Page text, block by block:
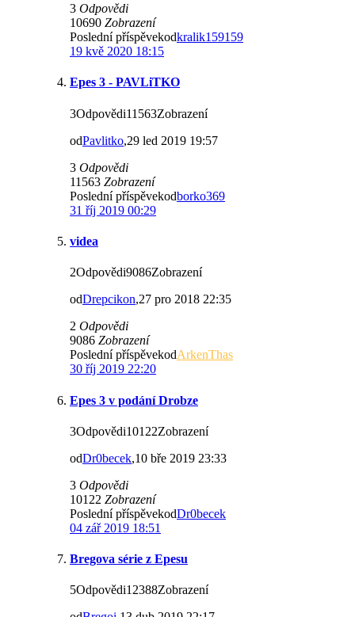
3 Odpovědi
10690 Zobrazení
Poslední příspěvekodkralik159159
19 kvě 2020 18:15
Epes 3 - PAVLiTKO
3Odpovědi11563Zobrazení
odPavlitko,29 led 2019 19:57
3 Odpovědi
11563 Zobrazení
Poslední příspěvekodborko369
31 říj 2019 00:29
videa
2Odpovědi9086Zobrazení
odDrepcikon,27 pro 2018 22:35
2 Odpovědi
9086 Zobrazení
Poslední příspěvekodArkenThas
30 říj 2019 22:20
Epes 3 v podání Drobze
3Odpovědi10122Zobrazení
odDr0becek,10 bře 2019 23:33
3 Odpovědi
10122 Zobrazení
Poslední příspěvekodDr0becek
04 zář 2019 18:51
Bregova série z Epesu
5Odpovědi12388Zobrazení